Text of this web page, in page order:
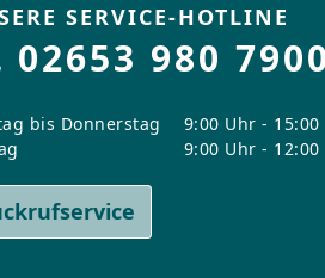
SERVICE-HOTLINE
02653 980 7900
bis Donnerstag
9:00 Uhr - 15:00
9:00 Uhr - 12:00